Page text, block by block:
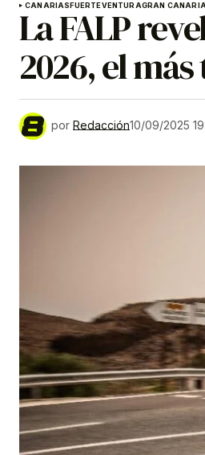
CANARIASFUERTEVENTURAGRAN
La FALP
2026, el
por Redacción10/09/2025